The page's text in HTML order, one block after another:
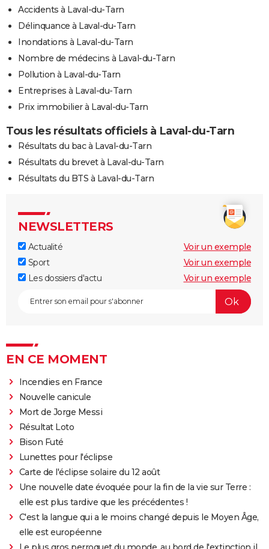
Accidents à Laval-du-Tarn
Délinquance à Laval-du-Tarn
Inondations à Laval-du-Tarn
Nombre de médecins à Laval-du-Tarn
Pollution à Laval-du-Tarn
Entreprises à Laval-du-Tarn
Prix immobilier à Laval-du-Tarn
Tous les résultats officiels à Laval-du-Tarn
Résultats du bac à Laval-du-Tarn
Résultats du brevet à Laval-du-Tarn
Résultats du BTS à Laval-du-Tarn
NEWSLETTERS
Actualité
Voir un exemple
Sport
Voir un exemple
Les dossiers d'actu
Voir un exemple
EN CE MOMENT
Incendies en France
Nouvelle canicule
Mort de Jorge Messi
Résultat Loto
Bison Futé
Lunettes pour l'éclipse
Carte de l'éclipse solaire du 12 août
Une nouvelle date évoquée pour la fin de la vie sur Terre :
elle est plus tardive que les précédentes !
C'est la langue qui a le moins changé depuis le Moyen Âge,
elle est européenne